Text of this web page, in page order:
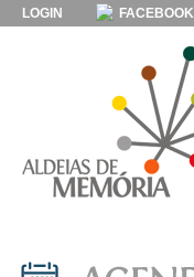
LOGIN FACEBOOK